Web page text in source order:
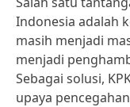
Indonesia adalah
masih menjadi
menjadi
Sebagai solusi,
upaya